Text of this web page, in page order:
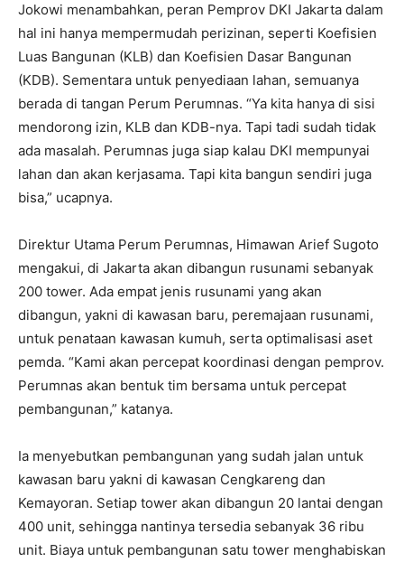
Jokowi menambahkan, peran Pemprov DKI Jakarta dalam
hal ini hanya mempermudah perizinan, seperti Koefisien
Luas Bangunan (KLB) dan Koefisien Dasar Bangunan
(KDB). Sementara untuk penyediaan lahan, semuanya
berada di tangan Perum Perumnas. “Ya kita hanya di sisi
mendorong izin, KLB dan KDB-nya. Tapi tadi sudah tidak
ada masalah. Perumnas juga siap kalau DKI mempunyai
lahan dan akan kerjasama. Tapi kita bangun sendiri juga
bisa,” ucapnya.
Direktur Utama Perum Perumnas, Himawan Arief Sugoto
mengakui, di Jakarta akan dibangun rusunami sebanyak
200 tower. Ada empat jenis rusunami yang akan
dibangun, yakni di kawasan baru, peremajaan rusunami,
untuk penataan kawasan kumuh, serta optimalisasi aset
pemda. “Kami akan percepat koordinasi dengan pemprov.
Perumnas akan bentuk tim bersama untuk percepat
pembangunan,” katanya.
Ia menyebutkan pembangunan yang sudah jalan untuk
kawasan baru yakni di kawasan Cengkareng dan
Kemayoran. Setiap tower akan dibangun 20 lantai dengan
400 unit, sehingga nantinya tersedia sebanyak 36 ribu
unit. Biaya untuk pembangunan satu tower menghabiskan